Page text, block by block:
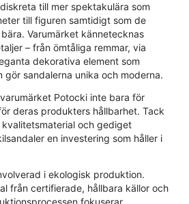
till mer spektakulära som
till figuren samtidigt som de
Varumärket kännetecknas
– från ömtåliga remmar, via
dekorativa element som
gör sandalerna unika och moderna.
Potocki inte bara för
deras produkters hållbarhet. Tack
och gediget
en investering som håller i
i ekologisk produktion.
från certifierade, hållbara källor och